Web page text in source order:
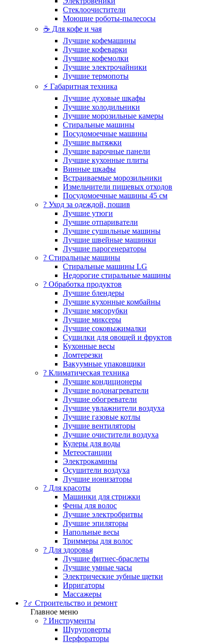
Стеклоочистители
Моющие роботы-пылесосы
☕ Для кофе и чая
Лучшие кофемашины
Лучшие кофеварки
Лучшие кофемолки
Лучшие электрочайники
Лучшие термопоты
⚡ Габаритная техника
Лучшие духовые шкафы
Лучшие холодильники
Лучшие морозильные камеры
Стиральные машины
Посудомоечные машины
Лучшие вытяжки
Лучшие варочные панели
Лучшие кухонные плиты
Винные шкафы
Встраиваемые морозильники
Измельчители пищевых отходов
Посудомоечные машины 45 см
? Уход за одеждой, пошив
Лучшие утюги
Лучшие отпариватели
Лучшие сушильные машины
Лучшие швейные машинки
Лучшие парогенераторы
? Стиральные машины
Стиральные машины LG
Недорогие стиральные машины
? Обработка продуктов
Лучшие блендеры
Лучшие кухонные комбайны
Лучшие мясорубки
Лучшие миксеры
Лучшие соковыжималки
Сушилки для овощей и фруктов
Кухонные весы
Ломтерезки
Вакуумные упаковщики
?️ Климатическая техника
Лучшие кондиционеры
Лучшие водонагреватели
Лучшие обогреватели
Лучшие увлажнители воздуха
Лучшие газовые котлы
Лучшие вентиляторы
Лучшие очистители воздуха
Кулеры для воды
Метеостанции
Электрокамины
Осушители воздуха
Лучшие ионизаторы
? Для красоты
Машинки для стрижки
Фены для волос
Лучшие электробритвы
Лучшие эпиляторы
Напольные весы
Триммеры для волос
? Для здоровья
Лучшие фитнес-браслеты
Лучшие умные часы
Электрические зубные щетки
Ирригаторы
Массажеры
?‍♂️ Строительство и ремонт
Главное меню
?️ Инструменты
Шуруповерты
Перфораторы